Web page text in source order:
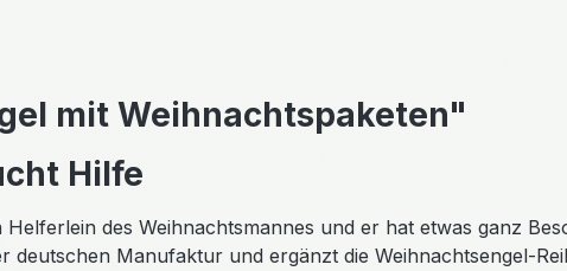
mit Weihnachtspaketen"
Hilfe
des Weihnachtsmannes und er hat etwas ganz
deutschen Manufaktur und ergänzt die Weihnachtsengel-